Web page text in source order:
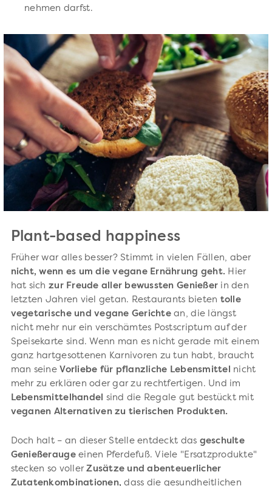
nehmen darfst.
Plant-based happiness
Früher war alles besser? Stimmt in vielen Fällen, aber
nicht, wenn es um die vegane Ernährung geht. Hier
hat sich zur Freude aller bewussten Genießer in den
letzten Jahren viel getan. Restaurants bieten tolle
vegetarische und vegane Gerichtean, die längst
nicht mehr nur ein verschämtes Postscriptum auf der
Speisekarte sind. Wenn man es nicht gerade mit einem
ganz hartgesottenen Karnivoren zu tun habt, braucht
man seine Vorliebe für pflanzliche Lebensmittel nicht
mehr zu erklären oder gar zu rechtfertigen. Und im
Lebensmittelhandel sind die Regale gut bestückt mit
veganen Alternativen zu tierischen Produkten.
Doch halt – an dieser Stelle entdeckt das geschulte
Genießeraugeeinen Pferdefuß. Viele "Ersatzprodukte"
stecken so vollerZusätze und abenteuerlicher
Zutatenkombinationen, dass die gesundheitlichen